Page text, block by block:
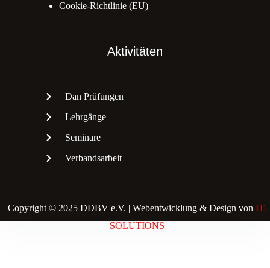
Cookie-Richtlinie (EU)
Aktivitäten
Dan Prüfungen
Lehrgänge
Seminare
Verbandsarbeit
Copyright © 2025 DDBV e.V. | Webentwicklung & Design von IT-
SOLUTIONS